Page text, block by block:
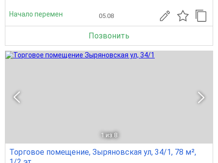
Начало перемен 05.08
Позвонить
1 из 8
Торговое помещение, Зыряновская ул, 34/1, 78 м²,